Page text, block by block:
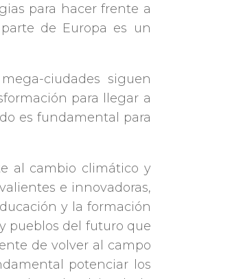
para hacer frente a
de Europa es un
ciudades siguen
para llegar a
es fundamental para
al cambio climático y
e innovadoras,
y la formación
pueblos del futuro que
de volver al campo
potenciar los